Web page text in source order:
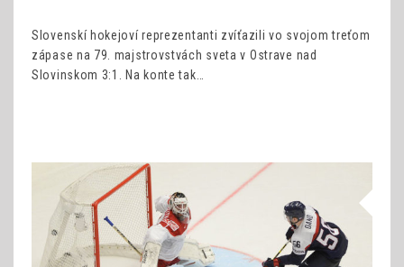
Slovenskí hokejoví reprezentanti zvíťazili vo svojom treťom
zápase na 79. majstrovstvách sveta v Ostrave nad
Slovinskom 3:1. Na konte tak…